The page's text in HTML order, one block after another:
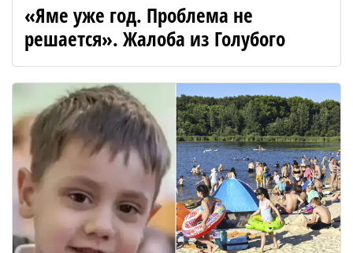
«Яме уже год. Проблема не
решается». Жалоба из Голубого